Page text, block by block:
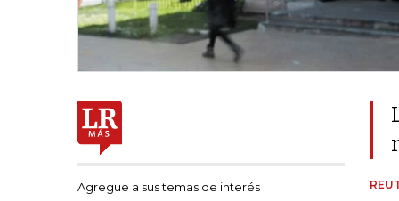
Agregue a sus temas de interés